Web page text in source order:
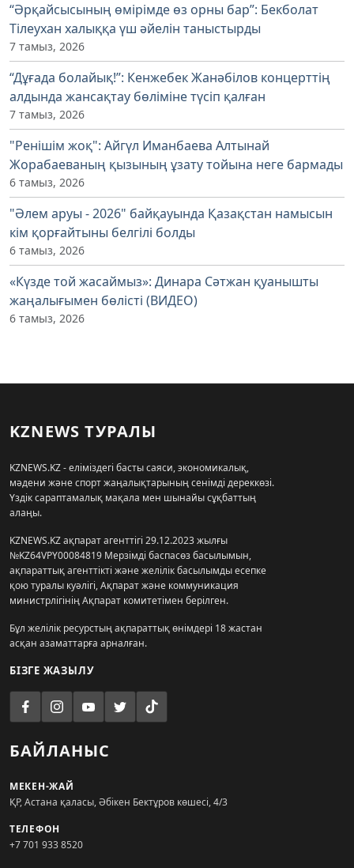
“Әрқайсысының өмірімде өз орны бар”: Бекболат
Тілеухан халыққа үш әйелін таныстырды
7 тамыз, 2026
“Дұғада болайық!”: Кенжебек Жанәбілов концерттің
алдында жансақтау бөліміне түсіп қалған
7 тамыз, 2026
"Ренішім жоқ": Айгүл Иманбаева Алтынай
Жорабаеваның қызының ұзату тойына неге бармады
6 тамыз, 2026
"Әлем аруы - 2026" байқауында Қазақстан намысын
кім қорғайтыны белгілі болды
6 тамыз, 2026
«Күзде той жасаймыз»: Динара Сәтжан қуанышты
жаңалығымен бөлісті (ВИДЕО)
6 тамыз, 2026
KZNEWS ТУРАЛЫ
KZNEWS.KZ - еліміздегі басты саяси, экономикалық,
мәдени және спорт жаңалықтарының сенімді дереккөзі.
Үздік сараптамалық мақала мен шынайы сұқбаттың
алаңы.
KZNEWS.KZ ақпарат агенттігі 29.12.2023 жылғы
№KZ64VPY00084819 Мерзімді баспасөз басылымын,
ақпараттық агенттікті және желілік басылымды есепке
қою туралы куәлігі, Ақпарат және коммуникация
министрлігінің Ақпарат комитетімен берілген.
Бұл желілік ресурстың ақпараттық өнімдері 18 жастан
асқан азаматтарға арналған.
БІЗГЕ ЖАЗЫЛУ
БАЙЛАНЫС
МЕКЕН-ЖАЙ
ҚР, Астана қаласы, Әбікен Бектұров көшесі, 4/3
ТЕЛЕФОН
+7 701 933 8520